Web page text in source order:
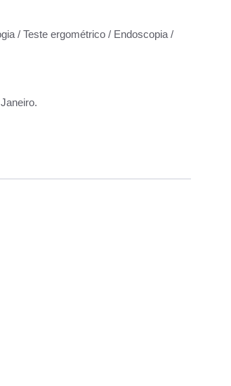
/ Teste ergométrico / Endoscopia /